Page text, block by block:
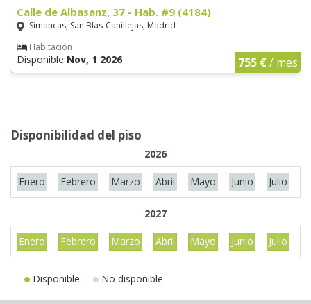
Calle de Albasanz, 37 - Hab. #9 (4184)
Simancas, San Blas-Canillejas, Madrid
Habitación
Disponible Nov, 1 2026 755 €/ mes
Disponibilidad del piso
2026
Enero Febrero Marzo Abril Mayo Junio Julio
2027
Enero Febrero Marzo Abril Mayo Junio Julio
Disponible No disponible